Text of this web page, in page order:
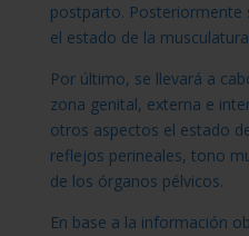
postparto. Posteriormente
el estado de la
Por último, se llevará a
zona genital, externa e
otros aspectos el estado
reflejos perineales, tono
de los órganos pélvicos.
En base a la información